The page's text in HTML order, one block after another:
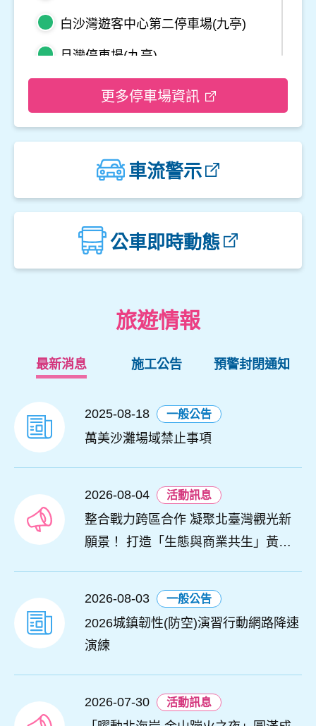
白沙灣遊客中心第二停車場(九亭)
月灣停車場(九亭)
野柳地質公園停車場
觀音山遊客中心停車場一
楓櫃斗湖停車場
中角灣停車場
更多停車場資訊
車流警示
公車即時動態
旅遊情報
最新消息
2025-08-18 一般公告
萬美沙灘場域禁止事項
2026-08-04 活動訊息
整合戰力跨區合作 凝聚北臺灣觀光新
願景！ 打造「生態與商業共生」黃金
2026-08-03 一般公告
2026城鎮韌性(防空)演習行動網路降速
演練
2026-07-30 活動訊息
施工公告 預警封閉通知